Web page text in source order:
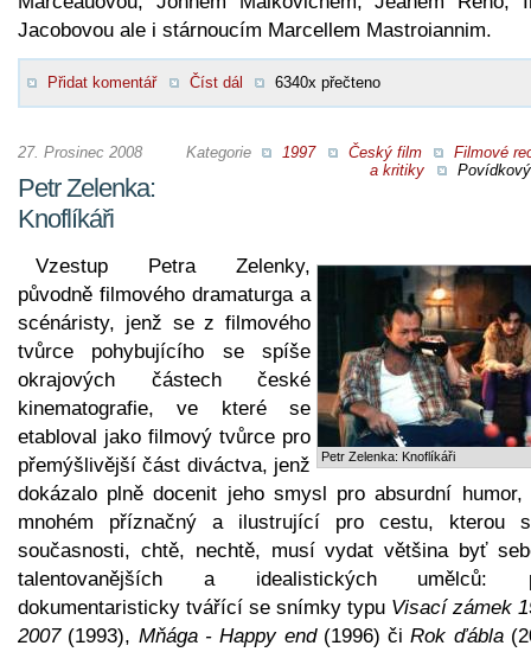
Jacobovou ale i stárnoucím Marcellem Mastroiannim.
Přidat komentář Číst dál 6340x přečteno
Kategorie 1997 Český film
Filmové
a kritiky
27. Prosinec 2008
Petr Zelenka:
Knoflíkáři
Petr Zelenka: Knoflíkáři
Vzestup Petra Zelenky,
původně filmového dramaturga a
scénáristy, jenž se z filmového
tvůrce pohybujícího se spíše
okrajových částech české
kinematografie, ve které se
etabloval jako filmový tvůrce pro
přemýšlivější část diváctva, jenž
dokázalo plně docenit jeho smysl pro absurdní
mnohém příznačný a ilustrující pro cestu, kterou
současnosti, chtě, nechtě, musí vydat většina byť
talentovanějších a idealistických umělců:
dokumentaristicky tvářící se snímky typu Visací zámek
2007(1993), Mňága - Happy end(1996) čiRok ďábla